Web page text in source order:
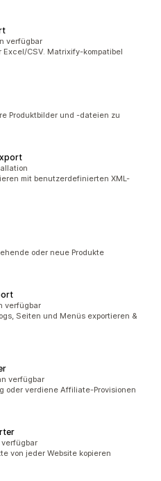
verfügbar
Excel/CSV. Matrixify-kompatibel
Produktbilder und -dateien zu
mit benutzerdefinierten XML-
oder neue Produkte
verfügbar
Seiten und Menüs exportieren &
verfügbar
oder verdiene Affiliate-Provisionen
verfügbar
von jeder Website kopieren